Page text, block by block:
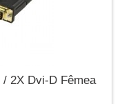
2X Dvi-D Fêmea